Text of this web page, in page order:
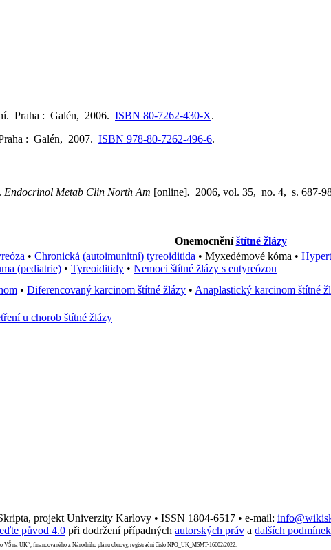
Praha : Galén, 2006. ISBN 80-7262-430-X.
: Galén, 2007. ISBN 978-80-7262-496-6.
Endocrinol Metab Clin North Am [online]. 2006, vol. 35, no. 4, s. 687-
Onemocněníštítné žlázy
• Chronická (autoimunitní) tyreoiditida • Myxedémové kóma •
(pediatrie) • Tyreoiditidy • Nemoci štítné žlázy s eutyreózou
• Diferencovaný karcinom štítné žlázy • Anaplastický karcinom štítné
u chorob štítné žlázy
projekt Univerzity Karlovy • ISSN 1804-6517 • e-mail:
původ 4.0 při dodržení případných autorských práv a dalších podmínek
na UK“, financovaného z Národního plánu obnovy, registrační číslo NPO_UK_MSMT-16602/2022.